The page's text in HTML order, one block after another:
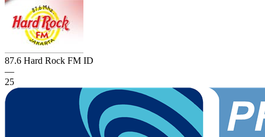
87.6 Hard Rock FM ID
—
25